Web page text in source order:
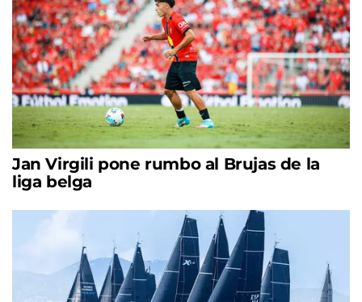
Jan Virgili pone rumbo al Brujas de la
liga belga